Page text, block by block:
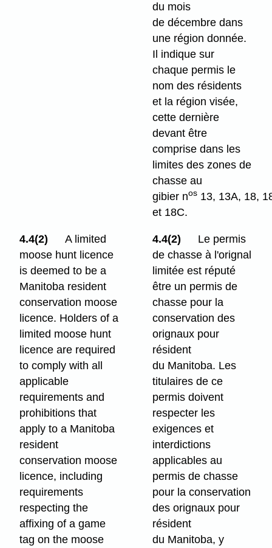
du mois
de décembre dans
une région donnée.
Il indique sur
chaque permis le
nom des résidents
et la région visée,
cette dernière
devant être
comprise dans les
limites des zones de
chasse au
gibier nos 13, 13A, 18,
et 18C.
4.4(2)
A limited
moose hunt licence
is deemed to be a
Manitoba resident
conservation moose
licence. Holders of a
limited moose hunt
licence are required
to comply with all
applicable
requirements and
prohibitions that
apply to a Manitoba
resident
conservation moose
licence, including
requirements
respecting the
affixing of a game
tag on the moose
4.4(2)
Le permis
de chasse à l'orignal
limitée est réputé
être un permis de
chasse pour la
conservation des
orignaux pour
résident
du Manitoba. Les
titulaires de ce
permis doivent
respecter les
exigences et
interdictions
applicables au
permis de chasse
pour la conservation
des orignaux pour
résident
du Manitoba, y